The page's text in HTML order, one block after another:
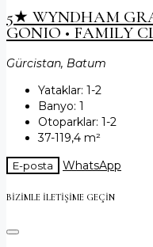
5★ WYNDHAM
GONIO • FAMILY
Gürcistan, Batum
Yataklar: 1-2
Banyo: 1
Otoparklar: 1-2
37-119,4 m²
E-posta WhatsApp
BIZIMLE ILETIŞIME GEÇIN